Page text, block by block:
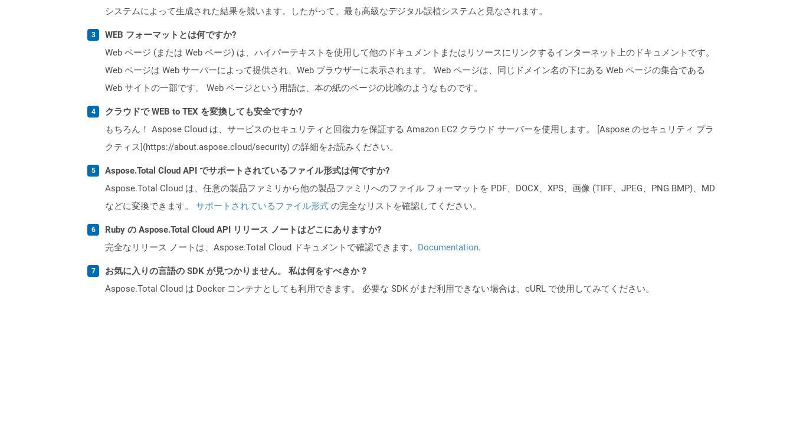
システムによって生成された結果を競います。したがって、最も高級なデジタル誤植システムと見なされます。
WEB フォーマットとは何ですか?
Web ページ (または Web ページ) は、ハイパーテキストを使用して他のドキュメントまたはリソースにリンクするインターネット上のドキュメントです。
Web ページは Web サーバーによって提供され、Web ブラウザーに表示されます。 Web ページは、同じドメイン名の下にある Web ページの集合である
Web サイトの一部です。 Web ページという用語は、本の紙のページの比喩のようなものです。
クラウドで WEB to TEX を変換しても安全ですか?
もちろん！ Aspose Cloud は、サービスのセキュリティと回復力を保証する Amazon EC2 クラウド サーバーを使用します。 [Aspose のセキュリティ プラ
クティス](https://about.aspose.cloud/security) の詳細をお読みください。
Aspose.Total Cloud API でサポートされているファイル形式は何ですか?
Aspose.Total Cloud は、任意の製品ファミリから他の製品ファミリへのファイル フォーマットを PDF、DOCX、XPS、画像 (TIFF、JPEG、PNG BMP)、MD
などに変換できます。 サポートされているファイル形式 の完全なリストを確認してください。
Ruby の Aspose.Total Cloud API リリース ノートはどこにありますか?
完全なリリース ノートは、Aspose.Total Cloud ドキュメントで確認できます。 Documentation.
お気に入りの言語の SDK が見つかりません。 私は何をすべきか？
Aspose.Total Cloud は Docker コンテナとしても利用できます。 必要な SDK がまだ利用できない場合は、cURL で使用してみてください。